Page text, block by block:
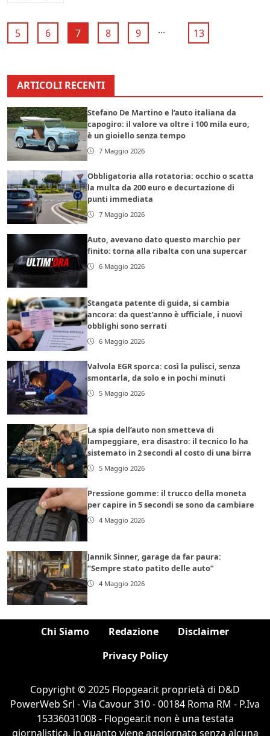
5 6 7 8 9 ... 13
ARTICOLI RECENTI
Stefano De Martino e l’auto italiana da
capogiro: il valore va oltre i 100 mila euro,
è un gioiello senza tempo
7 Maggio 2026
Obbligatoria alla rotatoria: occhio o scatta
la multa da 200 euro e decurtazione di
punti immediata
7 Maggio 2026
Auto, avevano dato questo marchio per
finito: torna alla ribalta con una supercar
6 Maggio 2026
Stangata patente di guida, si cambia
ancora: da quest’anno è ufficiale, i nuovi
obblighi sono serrati
6 Maggio 2026
Valvola EGR sporca: così la pulisci, senza
smontarla, da solo e in pochi minuti
5 Maggio 2026
La spia dell’auto non smetteva di
lampeggiare, era disastro: il tecnico lo ha
sistemato in 2 secondi al costo di una birra
5 Maggio 2026
Pressione gomme: il trucco della moneta
per capire in 5 secondi se sono da cambiare
4 Maggio 2026
Jannik Sinner, garage da far paura:
“Sempre stato patito delle auto”
4 Maggio 2026
Chi Siamo Redazione
Disclaimer
Privacy Policy
Copyright © 2025 Flopgear.it proprietà di D&D
PowerWeb Srl - Via Cavour 310 - 00184 Roma RM - P.Iva
15336031008 - Flopgear.it non è una testata
giornalistica, in quanto viene aggiornato senza alcuna